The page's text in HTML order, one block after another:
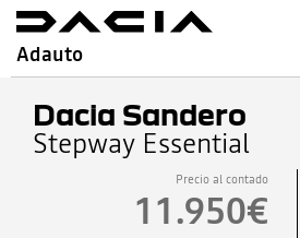
Adauto
Dacia Sandero
Stepway Essential
Precio al contado
11.950€